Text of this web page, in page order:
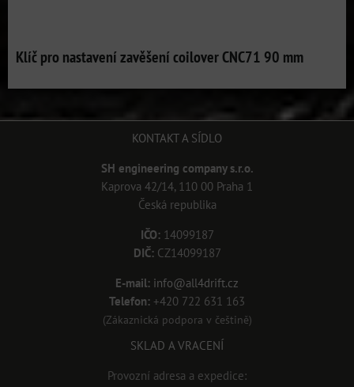
Klíč pro nastavení zavěšení coilover CNC71 90 mm
KONTAKT A SÍDLO
SH engineering company s.r.o.
Kaprova 42/14, 110 00 Praha 1
Česká republika
IČO:14099187
DIČ:CZ14099187
E-mail: info@all4drift.cz
Telefon: +420 722 631 163
(Zákaznická podpora v češtině)
SKLAD A VRACENÍ
Provozní adresa a expedice: